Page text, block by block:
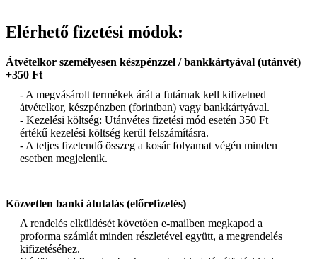
Elérhető fizetési módok:
Átvételkor személyesen készpénzzel / bankkártyával (utánvét)
+350 Ft
- A megvásárolt termékek árát a futárnak kell kifizetned
átvételkor, készpénzben (forintban) vagy bankkártyával.
- Kezelési költség: Utánvétes fizetési mód esetén 350 Ft
értékű kezelési költség kerül felszámításra.
- A teljes fizetendő összeg a kosár folyamat végén minden
esetben megjelenik.
Közvetlen banki átutalás (előrefizetés)
A rendelés elküldését követően e-mailben megkapod a
proforma számlát minden részletével együtt, a megrendelés
kifizetéséhez.